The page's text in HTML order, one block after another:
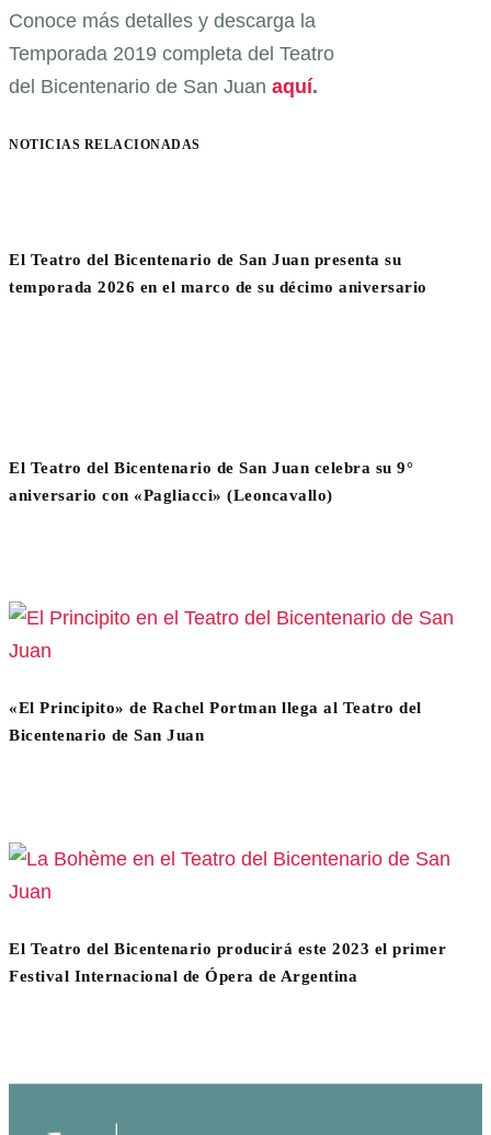
Conoce más detalles y descarga la
Temporada 2019 completa del Teatro
del Bicentenario de San Juan aquí.
NOTICIAS RELACIONADAS
El Teatro del Bicentenario de San Juan presenta su
temporada 2026 en el marco de su décimo aniversario
El Teatro del Bicentenario de San Juan celebra su 9°
aniversario con «Pagliacci» (Leoncavallo)
«El Principito» de Rachel Portman llega al Teatro del
Bicentenario de San Juan
El Teatro del Bicentenario producirá este 2023 el primer
Festival Internacional de Ópera de Argentina